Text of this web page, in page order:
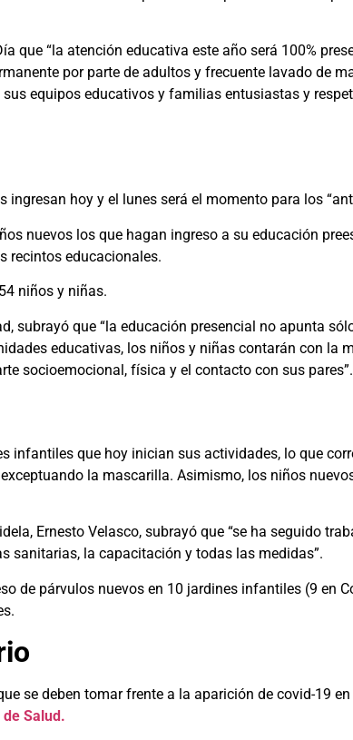
que “la atención educativa este año será 100%
por parte de adultos y frecuente lavado de
equipos educativos y familias entusiastas y
hoy y el lunes será el momento para los
nuevos los que hagan ingreso a su educación
recintos educacionales.
niños y niñas.
subrayó que “la educación presencial no apunta
educativas, los niños y niñas contarán con la
socioemocional, física y el contacto con sus pares”.
infantiles que hoy inician sus actividades, lo que
la mascarilla. Asimismo, los niños
Ernesto Velasco, subrayó que “se ha seguido
sanitarias, la capacitación y todas las medidas”.
de párvulos nuevos en 10 jardines infantiles (9 en
se deben tomar frente a la aparición de covid-19
Salud.